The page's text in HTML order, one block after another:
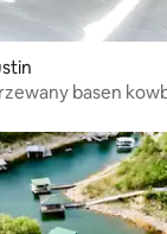
basen
Wybór gości